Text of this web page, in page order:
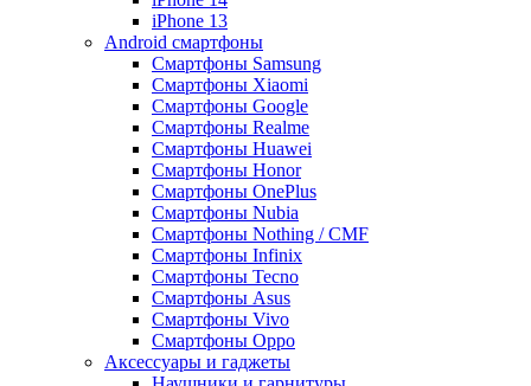
iPhone 13
Android cмартфоны
Смартфоны Samsung
Смартфоны Xiaomi
Смартфоны Google
Смартфоны Realme
Смартфоны Huawei
Смартфоны Honor
Смартфоны OnePlus
Смартфоны Nubia
Смартфоны Nothing / CMF
Смартфоны Infinix
Смартфоны Tecno
Смартфоны Asus
Смартфоны Vivo
Смартфоны Oppo
Аксессуары и гаджеты